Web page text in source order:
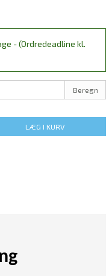
- (Ordredeadline kl.
Beregn
LÆG I KURV